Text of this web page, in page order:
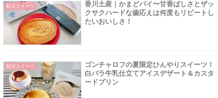
和洋スイーツ
香川土産｜かまどパイ〜甘香ばしさとザッ
クサクハードな歯応えは何度もリピートし
たいおいしさ！
和洋スイーツ
ゴンチャロフの夏限定ひんやりスイーツ！
白バラ牛乳仕立てアイスデザート＆カスタ
ードプリン